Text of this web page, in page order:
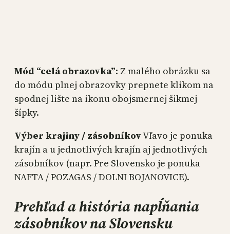
Mód “celá obrazovka”: Z malého obrázku sa
do módu plnej obrazovky prepnete klikom na
spodnej lište na ikonu obojsmernej šikmej
šípky.
Výber krajiny / zásobníkovVľavo je ponuka
krajín a u jednotlivých krajín aj jednotlivých
zásobníkov (napr. Pre Slovensko je ponuka
NAFTA / POZAGAS / DOLNI BOJANOVICE).
Prehľad a história napĺňania
zásobníkov na Slovensku